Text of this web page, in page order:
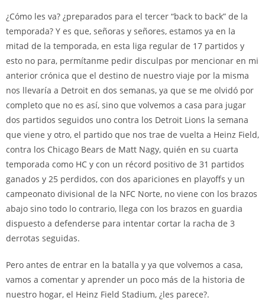
¿Cómo les va? ¿preparados para el tercer “back to back” de la
temporada? Y es que, señoras y señores, estamos ya en la
mitad de la temporada, en esta liga regular de 17 partidos y
esto no para, permítanme pedir disculpas por mencionar en mi
anterior crónica que el destino de nuestro viaje por la misma
nos llevaría a Detroit en dos semanas, ya que se me olvidó por
completo que no es así, sino que volvemos a casa para jugar
dos partidos seguidos uno contra los Detroit Lions la semana
que viene y otro, el partido que nos trae de vuelta a Heinz Field,
contra los Chicago Bears de Matt Nagy, quién en su cuarta
temporada como HC y con un récord positivo de 31 partidos
ganados y 25 perdidos, con dos apariciones en playoffs y un
campeonato divisional de la NFC Norte, no viene con los brazos
abajo sino todo lo contrario, llega con los brazos en guardia
dispuesto a defenderse para intentar cortar la racha de 3
derrotas seguidas.
Pero antes de entrar en la batalla y ya que volvemos a casa,
vamos a comentar y aprender un poco más de la historia de
nuestro hogar, el Heinz Field Stadium, ¿les parece?.